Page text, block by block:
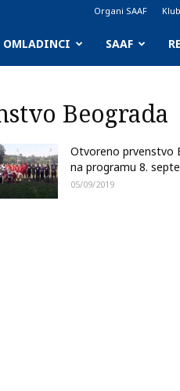
Organi SAAF
OMLADINCI SAAF
Beograda
Otvoreno prvenstvo
na programu 8.
05/09/2019